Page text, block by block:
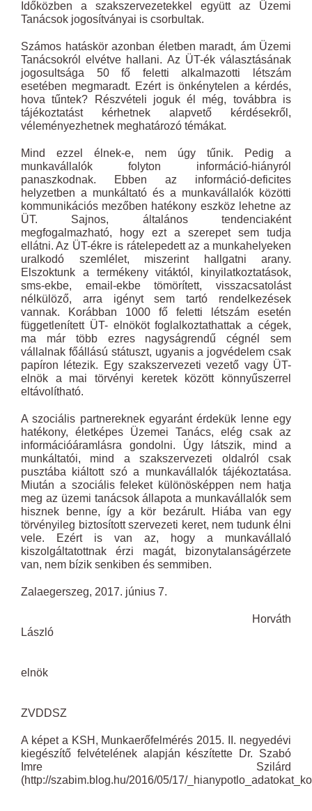
Időközben a szakszervezetekkel együtt az Üzemi
Tanácsok jogosítványai is csorbultak.
Számos hatáskör azonban életben maradt, ám Üzemi
Tanácsokról elvétve hallani. Az ÜT-ék választásának
jogosultsága 50 fő feletti alkalmazotti létszám
esetében megmaradt. Ezért is önkénytelen a kérdés,
hova tűntek? Részvételi joguk él még, továbbra is
tájékoztatást kérhetnek alapvető kérdésekről,
véleményezhetnek meghatározó témákat.
Mind ezzel élnek-e, nem úgy tűnik. Pedig a
munkavállalók folyton információ-hiányról
panaszkodnak. Ebben az információ-deficites
helyzetben a munkáltató és a munkavállalók közötti
kommunikációs mezőben hatékony eszköz lehetne az
ÜT. Sajnos, általános tendenciaként
megfogalmazható, hogy ezt a szerepet sem tudja
ellátni. Az ÜT-ékre is rátelepedett az a munkahelyeken
uralkodó szemlélet, miszerint hallgatni arany.
Elszoktunk a termékeny vitáktól, kinyilatkoztatások,
sms-ekbe, email-ekbe tömörített, visszacsatolást
nélkülöző, arra igényt sem tartó rendelkezések
vannak. Korábban 1000 fő feletti létszám esetén
függetlenített ÜT- elnököt foglalkoztathattak a cégek,
ma már több ezres nagyságrendű cégnél sem
vállalnak főállású státuszt, ugyanis a jogvédelem csak
papíron létezik. Egy szakszervezeti vezető vagy ÜT-
elnök a mai törvényi keretek között könnyűszerrel
eltávolítható.
A szociális partnereknek egyaránt érdekük lenne egy
hatékony, életképes Üzemei Tanács, elég csak az
információáramlásra gondolni. Úgy látszik, mind a
munkáltatói, mind a szakszervezeti oldalról csak
pusztába kiáltott szó a munkavállalók tájékoztatása.
Miután a szociális feleket különösképpen nem hatja
meg az üzemi tanácsok állapota a munkavállalók sem
hisznek benne, így a kör bezárult. Hiába van egy
törvényileg biztosított szervezeti keret, nem tudunk élni
vele. Ezért is van az, hogy a munkavállaló
kiszolgáltatottnak érzi magát, bizonytalanságérzete
van, nem bízik senkiben és semmiben.
Zalaegerszeg, 2017. június 7.
Horváth
László
elnök
ZVDDSZ
A képet a KSH, Munkaerőfelmérés 2015. II. negyedévi
kiegészítő felvételének alapján készítette Dr. Szabó
Imre Szilárd
(http://szabim.blog.hu/2016/05/17/